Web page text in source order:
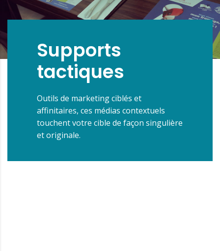
Supports
tactiques
Outils de marketing ciblés et
affinitaires, ces médias contextuels
touchent votre cible de façon singulière
et originale.